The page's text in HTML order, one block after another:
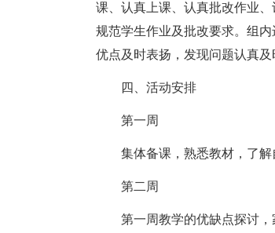
课、认真上课、认真批改作业
规范学生作业及批改要求。组
优点及时表扬，发现问题认真及
四、活动安排
第一周
集体备课，熟悉教材，了解
第二周
第一周教学的优缺点探讨，